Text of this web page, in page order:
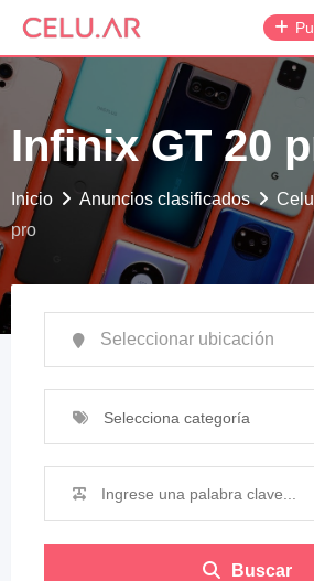
saltar
contenido
Infinix GT 20
Inicio Anuncios clasificados
pro
Selecciona categoría
Buscar